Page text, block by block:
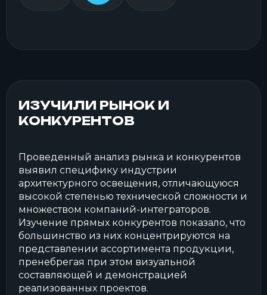
ИЗУЧИЛИ РЫНОК И
КОНКУРЕНТОВ
Проведенный анализ рынка и конкурентов
выявил специфику индустрии
архитектурного освещения, отличающуюся
высокой степенью технической сложности и
множеством компаний-интеграторов.
Изучение прямых конкурентов показало, что
большинство из них концентрируются на
представлении ассортимента продукции,
пренебрегая при этом визуальной
составляющей и демонстрацией
реализованных проектов.